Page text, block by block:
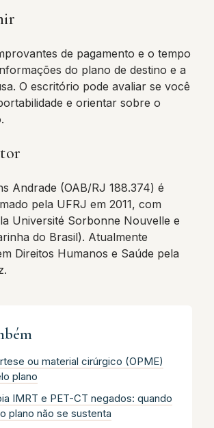
de pagamento e o tempo
do plano de destino e a
O escritório pode avaliar se você
e orientar sobre o
Andrade (OAB/RJ 188.374) é
pela UFRJ em 2011, com
Université Sorbonne Nouvelle e
do Brasil). Atualmente
Direitos Humanos e Saúde pela
ou material cirúrgico (OPME)
plano
IMRT e PET-CT negados: quando
plano não se sustenta